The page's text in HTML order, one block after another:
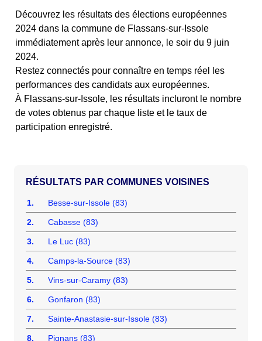
Découvrez les résultats des élections européennes
2024 dans la commune de Flassans-sur-Issole
immédiatement après leur annonce, le soir du 9 juin
2024.
Restez connectés pour connaître en temps réel les
performances des candidats aux européennes.
À Flassans-sur-Issole, les résultats incluront le nombre
de votes obtenus par chaque liste et le taux de
participation enregistré.
COMMUNES VOISINES
1. Besse-sur-Issole (83)
2. Cabasse (83)
3. Le Luc (83)
4. Camps-la-Source (83)
5. Vins-sur-Caramy (83)
6. Gonfaron (83)
7. Sainte-Anastasie-sur-Issole (83)
8. Pignans (83)